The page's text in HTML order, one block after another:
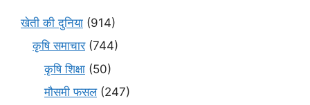
खेती की दुनिया (914)
कृषि समाचार(744)
कृषि शिक्षा (50)
मौसमी फसल(247)